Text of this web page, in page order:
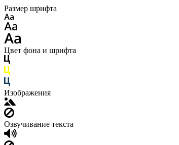
Размер шрифта
Цвет фона и шрифта
Изображения
Озвучивание текста